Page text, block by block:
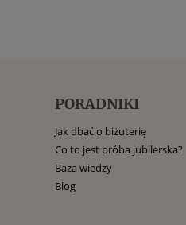
PORADNIKI
Jak dbać o biżuterię
Co to jest próba jubilerska?
Baza wiedzy
Blog